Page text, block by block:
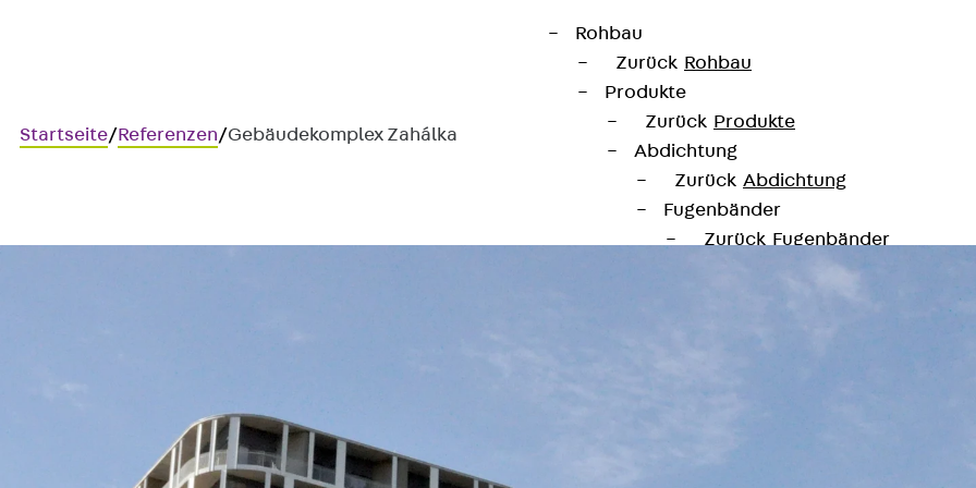
Rohbau
Zurück Rohbau
Produkte
Zurück Produkte
Abdichtung
Zurück Abdichtung
Fugenbänder
Zurück Fugenbänder
KUNEX® Arbeitsfugenbänder
KUNEX® TPE-
Startseite/Referenzen/Gebäudekomplex Zahálka